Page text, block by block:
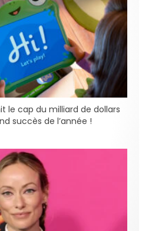
le cap du milliard de dollars
succès de l’année !